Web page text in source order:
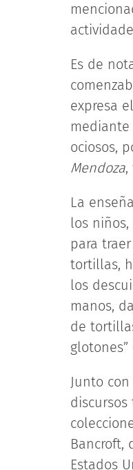
Es de
expresa
ociosos,
Mendoza,
La
los
para
tortillas,
los
manos,
de
glotones”
Junto
Bancroft,
Estados